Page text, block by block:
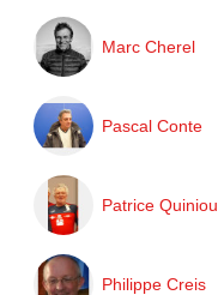
Marc Cherel
Pascal Conte
Patrice Quiniou
Philippe Creis